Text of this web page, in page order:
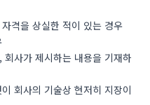
격을 상실한 적이 있는 경우
사가 제시하는 내용을 기재하
회사의 기술상 현저히 지장이